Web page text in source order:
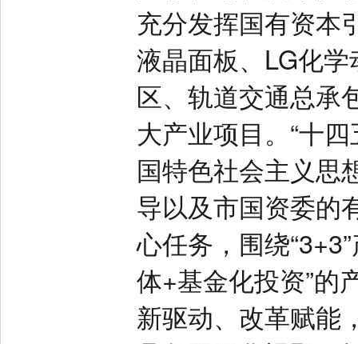
充分发挥国有资本
液晶面板、LG化
区、轨道交通总承
大产业项目。“十
国特色社会主义思
导以及市国资委的
心任务，围绕
体+基金化投资”的
新驱动、改革赋能